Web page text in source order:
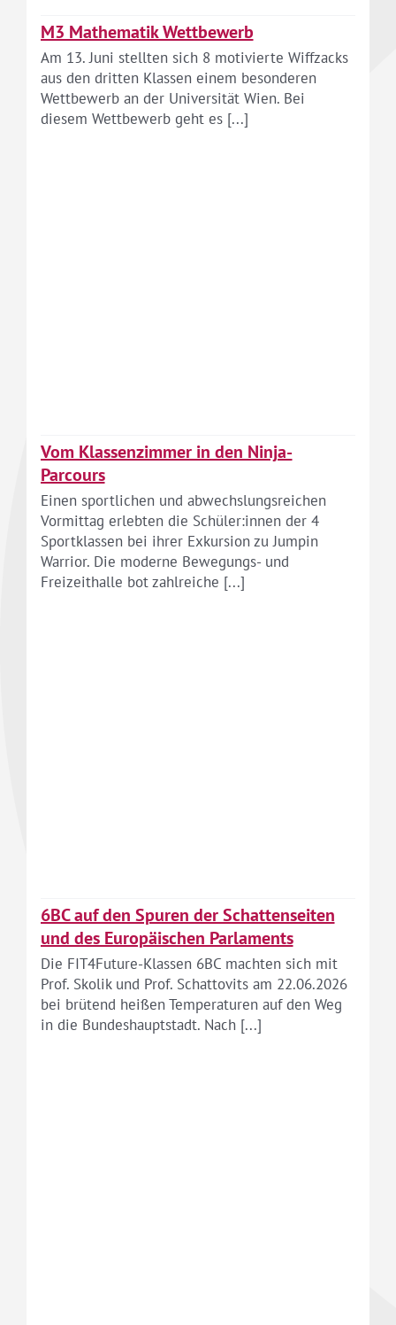
M3 Mathematik Wettbewerb
Am 13. Juni stellten sich 8 motivierte Wiffzacks
aus den dritten Klassen einem besonderen
Wettbewerb an der Universität Wien. Bei
diesem Wettbewerb geht es [...]
Vom Klassenzimmer in den Ninja-
Parcours
Einen sportlichen und abwechslungsreichen
Vormittag erlebten die Schüler:innen der 4
Sportklassen bei ihrer Exkursion zu Jumpin
Warrior. Die moderne Bewegungs- und
Freizeithalle bot zahlreiche [...]
6BC auf den Spuren der Schattenseiten
und des Europäischen Parlaments
Die FIT4Future-Klassen 6BC machten sich mit
Prof. Skolik und Prof. Schattovits am 22.06.2026
bei brütend heißen Temperaturen auf den Weg
in die Bundeshauptstadt. Nach [...]